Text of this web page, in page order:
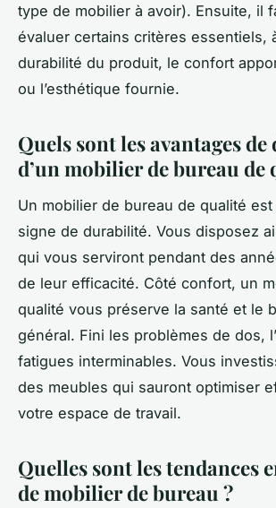
type de mobilier à avoir). Ensuite, il
évaluer certains critères essentiels,
durabilité du produit, le confort
ou l’esthétique fournie.
Quels sont les avantages de
d’un mobilier de bureau de
Un mobilier de bureau de qualité
signe de durabilité. Vous disposez
qui vous serviront pendant des
de leur efficacité. Côté confort, un
qualité vous préserve la santé et le
général. Fini les problèmes de dos,
fatigues interminables. Vous
des meubles qui sauront optimiser
votre espace de travail.
Quelles sont les tendances
de mobilier de bureau ?